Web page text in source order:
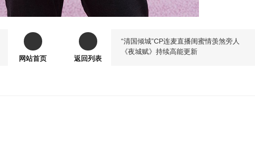
“清国倾城”CP连麦直播闺蜜情羡煞旁人
《夜城赋》持续高能更新
网站首页
返回列表